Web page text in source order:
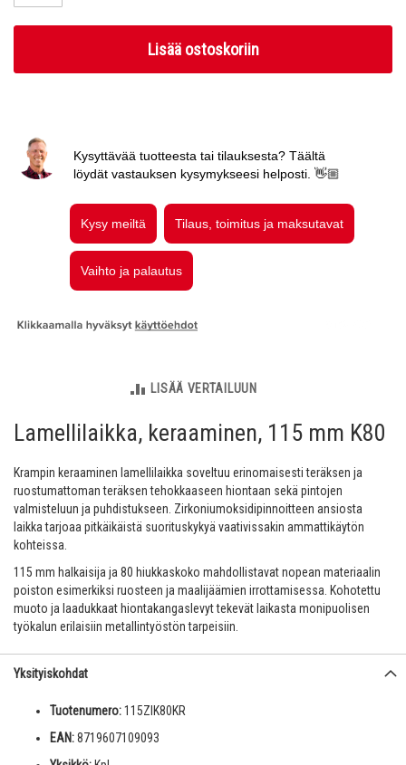
Lisää ostoskoriin
LISÄÄ VERTAILUUN
Lamellilaikka, keraaminen, 115 mm K80
Krampin keraaminen lamellilaikka soveltuu erinomaisesti teräksen ja
ruostumattoman teräksen tehokkaaseen hiontaan sekä pintojen
valmisteluun ja puhdistukseen. Zirkoniumoksidipinnoitteen ansiosta
laikka tarjoaa pitkäikäistä suorituskykyä vaativissakin ammattikäytön
kohteissa.
115 mm halkaisija ja 80 hiukkaskoko mahdollistavat nopean materiaalin
poiston esimerkiksi ruosteen ja maalijäämien irrottamisessa. Kohotettu
muoto ja laadukkaat hiontakangaslevyt tekevät laikasta monipuolisen
työkalun erilaisiin metallintyöstön tarpeisiin.
Yksityiskohdat
Tuotenumero:115ZIK80KR
EAN:8719607109093